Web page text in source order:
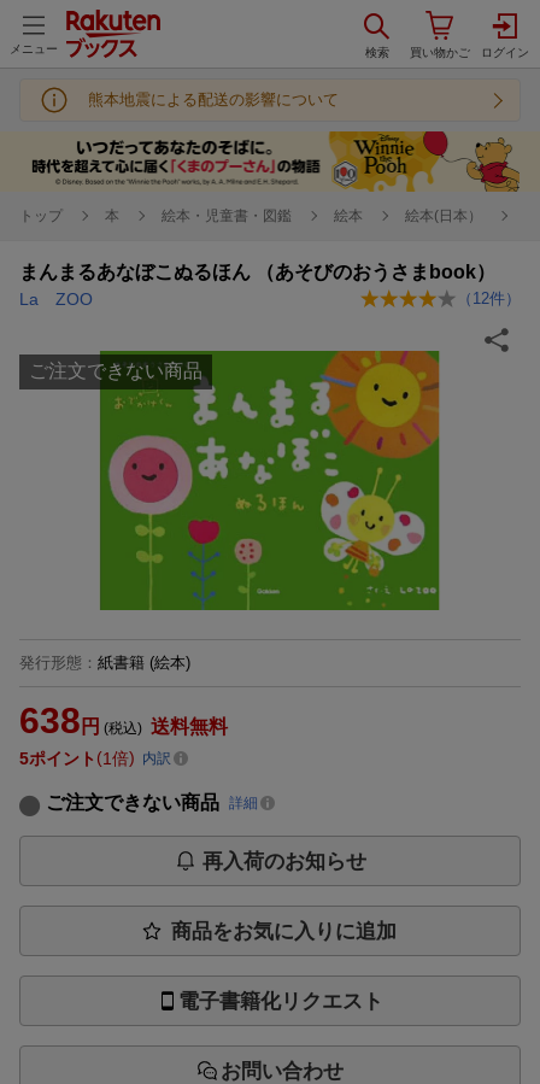
メニュー
熊本地震による配送の影響について
トップ 本 絵本・児童書・図鑑 絵本 絵本(日本）
まんまるあなぼこぬるほん （あそびのおうさまbook）
La ZOO （ 12件）
ご注文できない商品
発行形態 ： 紙書籍 (絵本)
638 円 (税込) 送料無料
5ポイント 1倍 内訳
ご注文できない商品 詳細
再入荷のお知らせ
商品をお気に入りに追加
電子書籍化リクエスト
お問い合わせ